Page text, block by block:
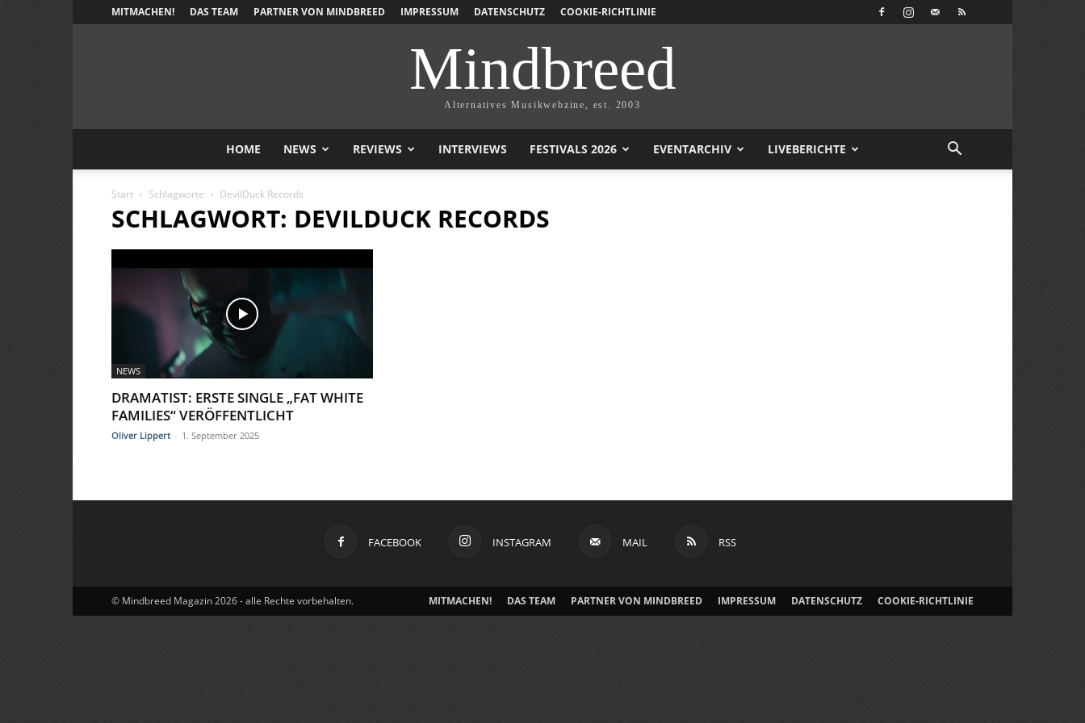
MITMACHEN! DAS TEAM PARTNER VON MINDBREED IMPRESSUM DATENSCHUTZ COOKIE-RICHTLINIE
Mindbreed
Alternatives Musikwebzine, est. 2003
HOME NEWS REVIEWS INTERVIEWS FESTIVALS 2026 EVENTARCHIV LIVEBERICHTE
Start Schlagworte DevilDuck Records
SCHLAGWORT: DEVILDUCK RECORDS
NEWS
DRAMATIST: ERSTE SINGLE „FAT WHITE
FAMILIES“ VERÖFFENTLICHT
Oliver Lippert - 1. September 2025
FACEBOOK INSTAGRAM MAIL RSS
MITMACHEN! DAS TEAM PARTNER VON MINDBREED IMPRESSUM DATENSCHUTZ COOKIE-RICHTLINIE
© Mindbreed Magazin 2026 - alle Rechte vorbehalten.